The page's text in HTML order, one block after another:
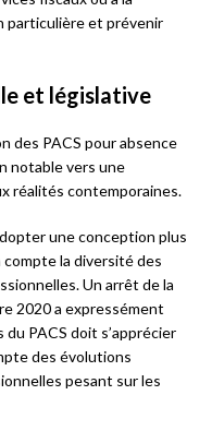
particulière et prévenir
et législative
des PACS pour absence
notable vers une
réalités contemporaines.
une conception plus
compte la diversité des
Un arrêt de la
2020 a expressément
du PACS doit s’apprécier
des évolutions
pesant sur les